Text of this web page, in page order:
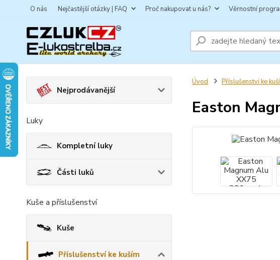
O nás Nejčastější otázky | FAQ Proč nakupovat u nás? Věrnostní
Nejprodávanější
Luky
Kompletní luky
Části luků
Kuše a příslušenství
Kuše
Příslušenství ke kuším
Úvod Příslušenství ke
Easton